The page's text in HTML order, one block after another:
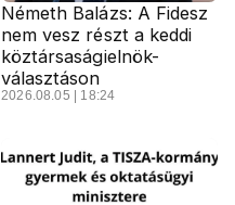
Németh Balázs: A Fidesz
nem vesz részt a keddi
köztársaságielnök-
választáson
2026.08.05 | 18:24